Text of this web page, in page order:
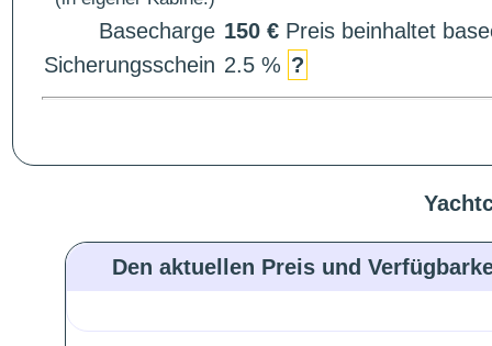
Basecharge 150 € Preis beinhaltet
Sicherungsschein 2.5 % ?
Den aktuellen Preis und